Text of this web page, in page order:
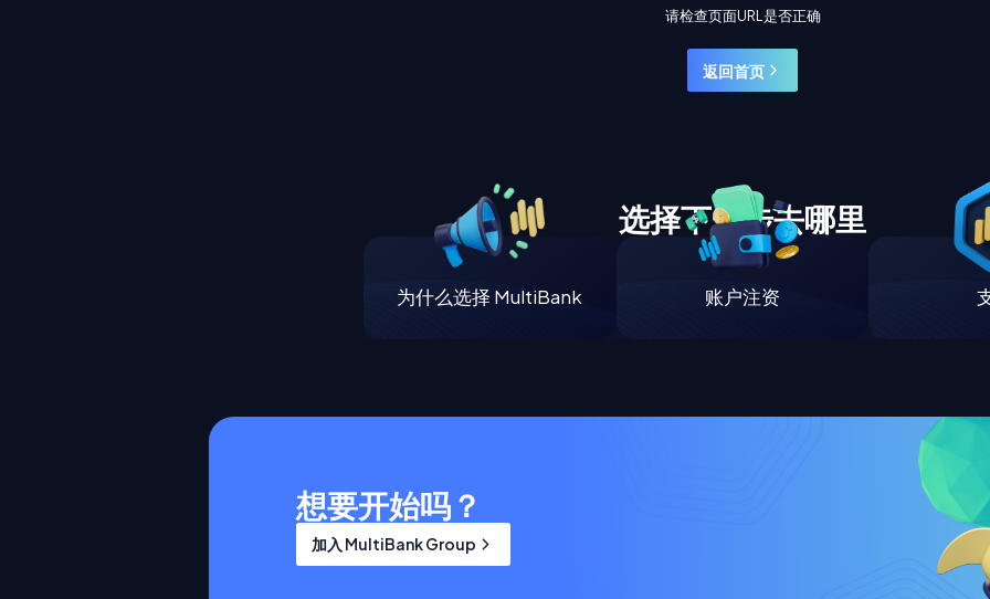
请检查页面URL是否正确
返回首页
选择下一步去哪里
为什么选择 MultiBank 账户注资
想要开始吗？
加入 MultiBank Group